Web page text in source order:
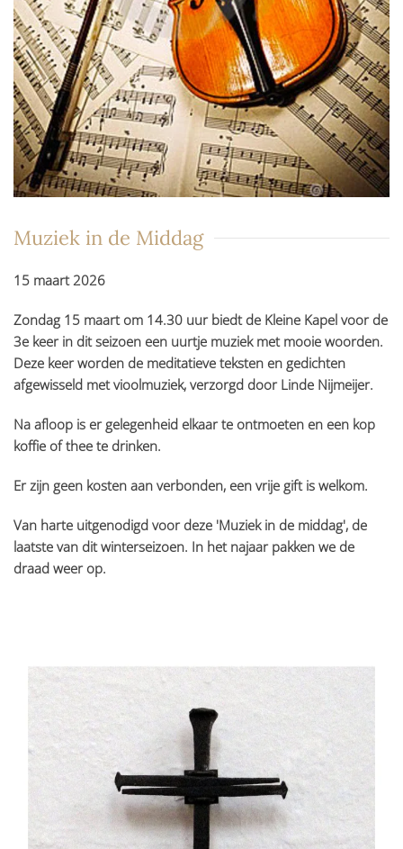
Muziek in de Middag
15 maart 2026
Zondag 15 maart om 14.30 uur biedt de Kleine Kapel voor de
3e keer in dit seizoen een uurtje muziek met mooie woorden.
Deze keer worden de meditatieve teksten en gedichten
afgewisseld met vioolmuziek, verzorgd door Linde Nijmeijer.
Na afloop is er gelegenheid elkaar te ontmoeten en een kop
koffie of thee te drinken.
Er zijn geen kosten aan verbonden, een vrije gift is welkom.
Van harte uitgenodigd voor deze 'Muziek in de middag', de
laatste van dit winterseizoen. In het najaar pakken we de
draad weer op.